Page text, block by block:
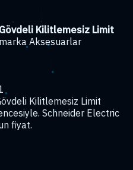
Kilitlemesiz Limit
Aksesuarlar
Kilitlemesiz Limit
Schneider Electric
fiyat.